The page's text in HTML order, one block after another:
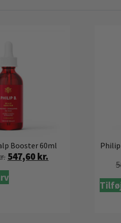
Booster 60ml
547,60 kr.